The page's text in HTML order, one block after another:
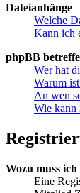
Dateianhänge
Welche
Kann ich
phpBB
Wer hat
Warum
An wen
Wie kann
Wozu muss
Eine